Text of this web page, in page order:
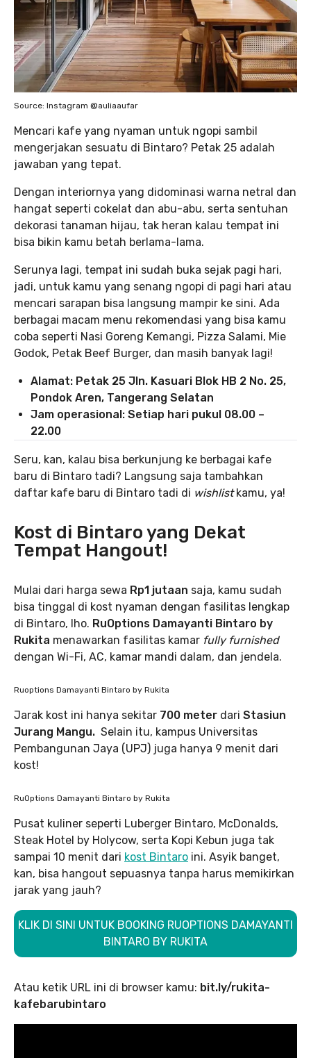
Source: Instagram @auliaaufar
Mencari kafe yang nyaman untuk ngopi sambil
mengerjakan sesuatu di Bintaro? Petak 25 adalah
jawaban yang tepat.
Dengan interiornya yang didominasi warna netral dan
hangat seperti cokelat dan abu-abu, serta sentuhan
dekorasi tanaman hijau, tak heran kalau tempat ini
bisa bikin kamu betah berlama-lama.
Serunya lagi, tempat ini sudah buka sejak pagi hari,
jadi, untuk kamu yang senang ngopi di pagi hari atau
mencari sarapan bisa langsung mampir ke sini. Ada
berbagai macam menu rekomendasi yang bisa kamu
coba seperti Nasi Goreng Kemangi, Pizza Salami, Mie
Godok, Petak Beef Burger, dan masih banyak lagi!
Alamat: Petak 25 Jln. Kasuari Blok HB 2 No. 25,
Pondok Aren, Tangerang Selatan
Jam operasional: Setiap hari pukul 08.00 –
22.00
Seru, kan, kalau bisa berkunjung ke berbagai kafe
baru di Bintaro tadi? Langsung saja tambahkan
daftar kafe baru di Bintaro tadi di wishlistkamu, ya!
Kost di Bintaro yang Dekat
Tempat Hangout!
Mulai dari harga sewa Rp1 jutaan saja, kamu sudah
bisa tinggal di kost nyaman dengan fasilitas lengkap
di Bintaro, lho. RuOptions Damayanti Bintaro by
Rukita menawarkan fasilitas kamar fully furnished
dengan Wi-Fi, AC, kamar mandi dalam, dan jendela.
Ruoptions Damayanti Bintaro by Rukita
Jarak kost ini hanya sekitar 700 meter dari Stasiun
Jurang Mangu. Selain itu, kampus Universitas
Pembangunan Jaya (UPJ) juga hanya 9 menit dari
kost!
RuOptions Damayanti Bintaro by Rukita
Pusat kuliner seperti Luberger Bintaro, McDonalds,
Steak Hotel by Holycow, serta Kopi Kebun juga tak
sampai 10 menit dari kost Bintaro ini. Asyik banget,
kan, bisa hangout sepuasnya tanpa harus memikirkan
jarak yang jauh?
KLIK DI SINI UNTUK BOOKING RUOPTIONS DAMAYANTI
BINTARO BY RUKITA
Atau ketik URL ini di browser kamu: bit.ly/rukita-
kafebarubintaro